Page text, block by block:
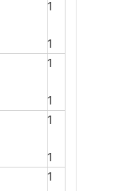
1
1
1
1
1
1
1